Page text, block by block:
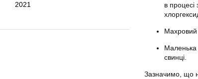
2021
в процесі
Махровий
Маленька
свинці.
Зазначимо, що